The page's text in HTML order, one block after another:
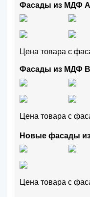
Фасады из МДФ
Цена товара с
Фасады из МДФ
Цена товара с
Новые фасады
Цена товара с